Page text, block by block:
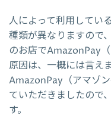
人によって利用してい
種類が異なりますので
のお店でAmazonPay
原因は、一概には言え
AmazonPay（アマゾ
ていただきましたので
す。